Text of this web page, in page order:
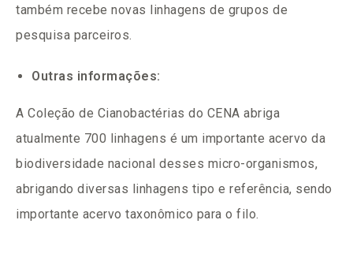
também recebe novas linhagens de grupos de
pesquisa parceiros.
Outras informações:
A Coleção de Cianobactérias do CENA abriga
atualmente 700 linhagens é um importante acervo da
biodiversidade nacional desses micro-organismos,
abrigando diversas linhagens tipo e referência, sendo
importante acervo taxonômico para o filo.